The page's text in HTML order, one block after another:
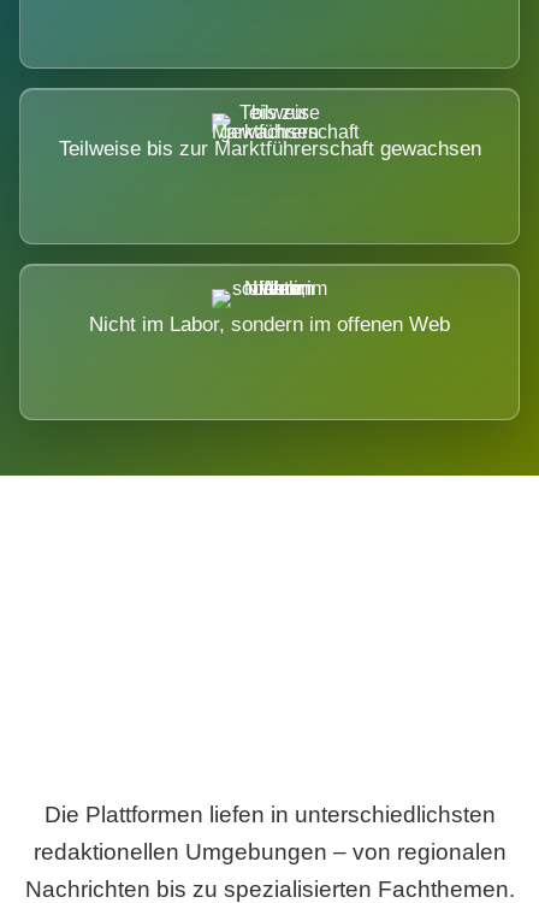
Teilweise bis zur Marktführerschaft gewachsen
Nicht im Labor, sondern im offenen Web
Die Plattformen liefen in unterschiedlichsten
redaktionellen Umgebungen – von regionalen
Nachrichten bis zu spezialisierten Fachthemen.